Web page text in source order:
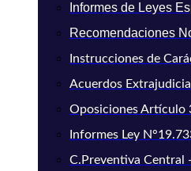
Informes de Leyes
Recomendaciones
Instrucciones de
Acuerdos
Oposiciones Artículo
Informes Ley
C.Preventiva Central